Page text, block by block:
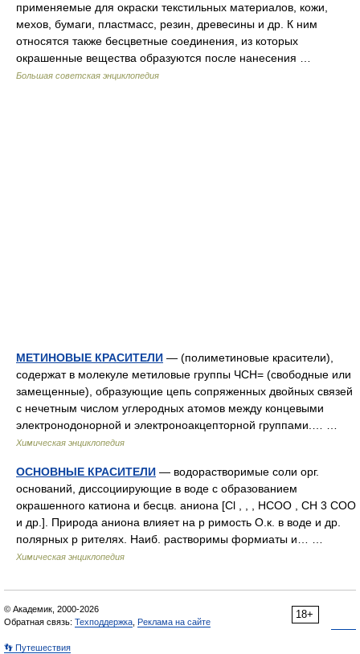
применяемые для окраски текстильных материалов, кожи,
мехов, бумаги, пластмасс, резин, древесины и др. К ним
относятся также бесцветные соединения, из которых
окрашенные вещества образуются после нанесения …
Большая советская энциклопедия
МЕТИНОВЫЕ КРАСИТЕЛИ — (полиметиновые красители),
содержат в молекуле метиловые группы ЧСН= (свободные или
замещенные), образующие цепь сопряженных двойных связей
с нечетным числом углеродных атомов между концевыми
электронодонорной и электроноакцепторной группами.… …
Химическая энциклопедия
ОСНОВНЫЕ КРАСИТЕЛИ — водорастворимые соли орг.
оснований, диссоциирующие в воде с образованием
окрашенного катиона и бесцв. аниона [Сl , , , НСОО , СН 3 СОО
и др.]. Природа аниона влияет на р римость O.к. в воде и др.
полярных р рителях. Наиб. растворимы формиаты и… …
Химическая энциклопедия
18+
© Академик, 2000-2026
Обратная связь: Техподдержка Реклама на сайте
👣 Путешествия